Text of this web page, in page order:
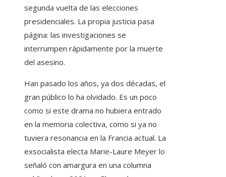
segunda vuelta de las elecciones
presidenciales. La propia justicia pasa
página: las investigaciones se
interrumpen rápidamente por la muerte
del asesino.
Han pasado los años, ya dos décadas, el
gran público lo ha olvidado. Es un poco
como si este drama no hubiera entrado
en la memoria colectiva, como si ya no
tuviera resonancia en la Francia actual. La
exsocialista electa Marie-Laure Meyer lo
señaló con amargura en una columna